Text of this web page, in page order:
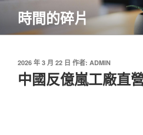
主
時間的碎片
發
於
2026 年 3 月 22 日 作者: ADMIN
中國反億嵐工廠直